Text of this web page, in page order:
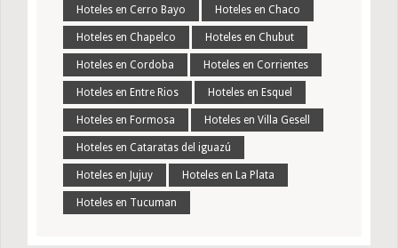
Hoteles en Cerro Bayo Hoteles en Chaco
Hoteles en Chapelco Hoteles en Chubut
Hoteles en Cordoba Hoteles en Corrientes
Hoteles en Entre Rios Hoteles en Esquel
Hoteles en Formosa Hoteles en Villa Gesell
Hoteles en Cataratas del iguazú
Hoteles en Jujuy Hoteles en La Plata
Hoteles en Tucuman